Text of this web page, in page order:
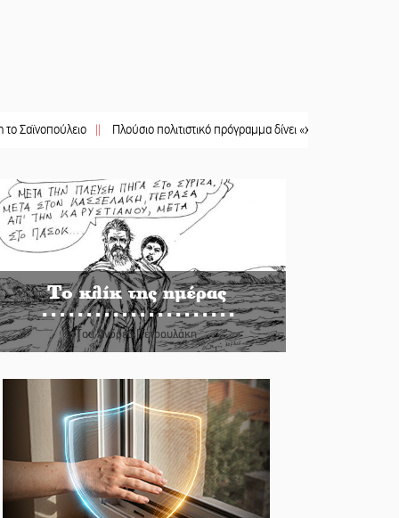
|| Πλούσιο πολιτιστικό πρόγραμμα δίνει «χρώμα» στον Αύγουστο
Το κλίκ της ημέρας
Του Ανδρέα Πετρουλάκη